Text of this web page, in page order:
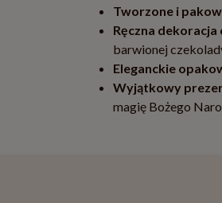
Tworzone i
Ręczna dekoracja
barwionej
Eleganckie
Wyjątkowy
magię Bożego